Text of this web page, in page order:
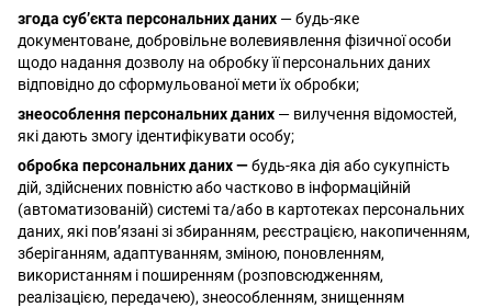
згода суб’єкта персональних даних — будь-яке
документоване, добровільне волевиявлення фізичної особи
щодо надання дозволу на обробку її персональних даних
відповідно до сформульованої мети їх обробки;
знеособлення персональних даних — вилучення відомостей,
які дають змогу ідентифікувати особу;
обробка персональних даних —будь-яка дія або сукупність
дій, здійснених повністю або частково в інформаційній
(автоматизованій) системі та/або в картотеках персональних
даних, які пов’язані зі збиранням, реєстрацією, накопиченням,
зберіганням, адаптуванням, зміною, поновленням,
використанням і поширенням (розповсюдженням,
реалізацією, передачею), знеособленням, знищенням